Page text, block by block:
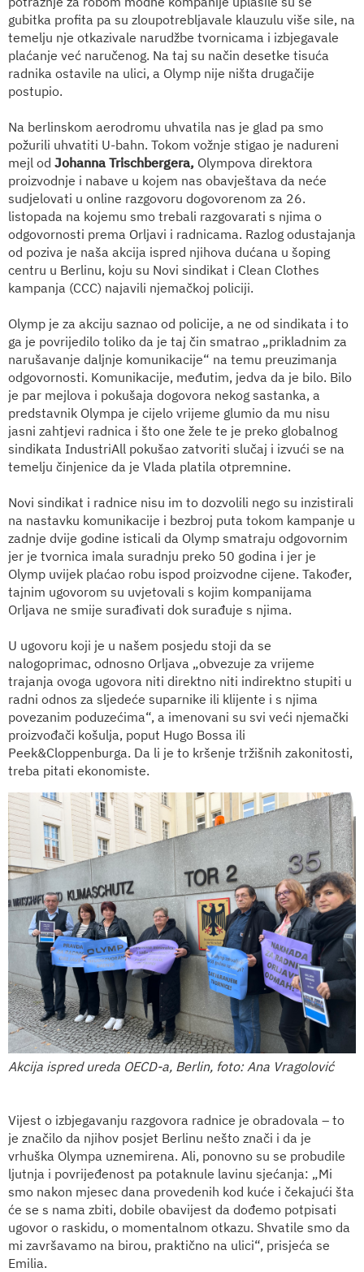
gubitka profita pa su zloupotrebljavale klauzulu više sile, na
temelju nje otkazivale narudžbe tvornicama i izbjegavale
plaćanje već naručenog. Na taj su način desetke tisuća
radnika ostavile na ulici, a Olymp nije ništa drugačije
postupio.
Na berlinskom aerodromu uhvatila nas je glad pa smo
požurili uhvatiti U-bahn. Tokom vožnje stigao je nadureni
mejl od Johanna Trischbergera, Olympova direktora
proizvodnje i nabave u kojem nas obavještava da neće
sudjelovati u online razgovoru dogovorenom za 26.
listopada na kojemu smo trebali razgovarati s njima o
odgovornosti prema Orljavi i radnicama. Razlog odustajanja
od poziva je naša akcija ispred njihova dućana u šoping
centru u Berlinu, koju su Novi sindikat i Clean Clothes
kampanja (CCC) najavili njemačkoj policiji.
Olymp je za akciju saznao od policije, a ne od sindikata i to
ga je povrijedilo toliko da je taj čin smatrao „prikladnim za
narušavanje daljnje komunikacije“ na temu preuzimanja
odgovornosti. Komunikacije, međutim, jedva da je bilo. Bilo
je par mejlova i pokušaja dogovora nekog sastanka, a
predstavnik Olympa je cijelo vrijeme glumio da mu nisu
jasni zahtjevi radnica i što one žele te je preko globalnog
sindikata IndustriAll pokušao zatvoriti slučaj i izvući se na
temelju činjenice da je Vlada platila otpremnine.
Novi sindikat i radnice nisu im to dozvolili nego su inzistirali
na nastavku komunikacije i bezbroj puta tokom kampanje u
zadnje dvije godine isticali da Olymp smatraju odgovornim
jer je tvornica imala suradnju preko 50 godina i jer je
Olymp uvijek plaćao robu ispod proizvodne cijene. Također,
tajnim ugovorom su uvjetovali s kojim kompanijama
Orljava ne smije surađivati dok surađuje s njima.
U ugovoru koji je u našem posjedu stoji da se
nalogoprimac, odnosno Orljava „obvezuje za vrijeme
trajanja ovoga ugovora niti direktno niti indirektno stupiti u
radni odnos za sljedeće suparnike ili klijente i s njima
povezanim poduzećima“, a imenovani su svi veći njemački
proizvođači košulja, poput Hugo Bossa ili
Peek&Cloppenburga. Da li je to kršenje tržišnih zakonitosti,
treba pitati ekonomiste.
Akcija ispred ureda OECD-a, Berlin, foto: Ana Vragolović
Vijest o izbjegavanju razgovora radnice je obradovala – to
je značilo da njihov posjet Berlinu nešto znači i da je
vrhuška Olympa uznemirena. Ali, ponovno su se probudile
ljutnja i povrijeđenost pa potaknule lavinu sjećanja: „Mi
smo nakon mjesec dana provedenih kod kuće i čekajući šta
će se s nama zbiti, dobile obavijest da dođemo potpisati
ugovor o raskidu, o momentalnom otkazu. Shvatile smo da
mi završavamo na birou, praktično na ulici“, prisjeća se
Emilia.